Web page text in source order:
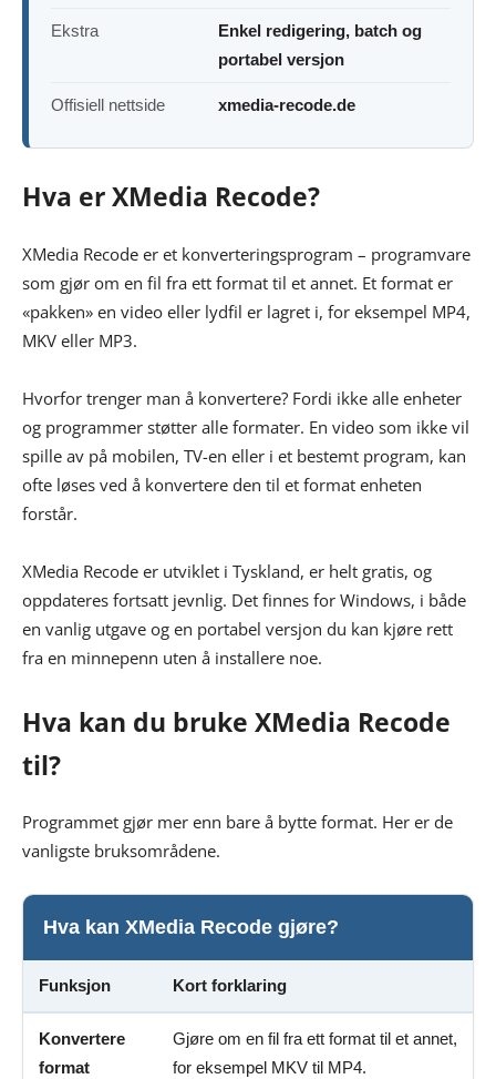
Ekstra
Enkel redigering, batch og
portabel versjon
Offisiell nettside xmedia-recode.de
Hva er XMedia Recode?
XMedia Recode er et konverteringsprogram – programvare
som gjør om en fil fra ett format til et annet. Et format er
«pakken» en video eller lydfil er lagret i, for eksempel MP4,
MKV eller MP3.
Hvorfor trenger man å konvertere? Fordi ikke alle enheter
og programmer støtter alle formater. En video som ikke vil
spille av på mobilen, TV-en eller i et bestemt program, kan
ofte løses ved å konvertere den til et format enheten
forstår.
XMedia Recode er utviklet i Tyskland, er helt gratis, og
oppdateres fortsatt jevnlig. Det finnes for Windows, i både
en vanlig utgave og en portabel versjon du kan kjøre rett
fra en minnepenn uten å installere noe.
Hva kan du bruke XMedia Recode
til?
Programmet gjør mer enn bare å bytte format. Her er de
vanligste bruksområdene.
Hva kan XMedia Recode gjøre?
Funksjon Kort forklaring
Konvertere
format
Gjøre om en fil fra ett format til et annet,
for eksempel MKV til MP4.